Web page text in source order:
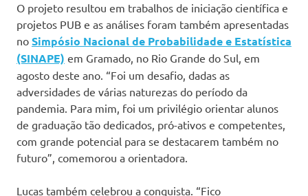
O projeto resultou em trabalhos de iniciação científica e
projetos PUB e as análises foram também apresentadas
no Simpósio Nacional de Probabilidade e Estatística
(SINAPE) em Gramado, no Rio Grande do Sul, em
agosto deste ano. “Foi um desafio, dadas as
adversidades de várias naturezas do período da
pandemia. Para mim, foi um privilégio orientar alunos
de graduação tão dedicados, pró-ativos e competentes,
com grande potencial para se destacarem também no
futuro”, comemorou a orientadora.
Lucas também celebrou a conquista. “Fico